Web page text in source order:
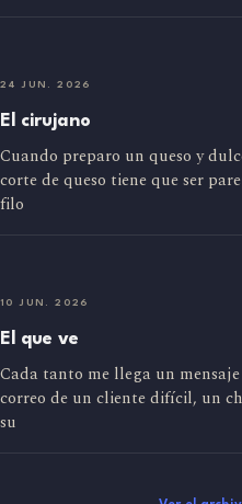
24 JUN. 2026
El cirujano
Cuando preparo un queso y
corte de queso tiene que ser
filo
10 JUN. 2026
El que ve
Cada tanto me llega un
correo de un cliente difícil, un
su